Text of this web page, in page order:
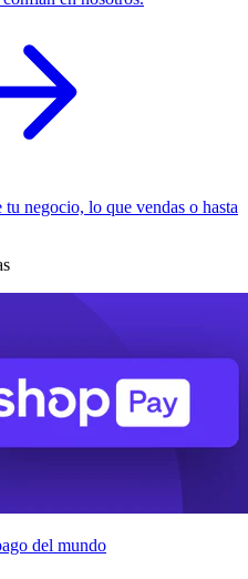
negocio, lo que vendas o hasta
del mundo